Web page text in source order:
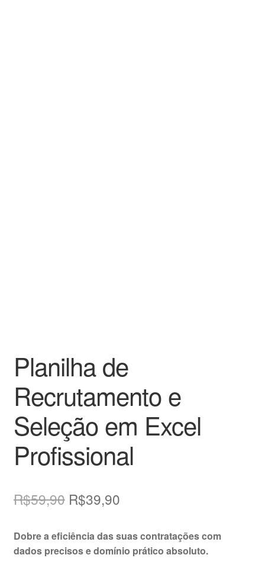
Planilha de
Recrutamento e
Seleção em Excel
Profissional
R$59,90 O
original
R$39,90O
atual
Dobre a eficiência das suas contratações com
dados precisos e domínio prático absoluto.